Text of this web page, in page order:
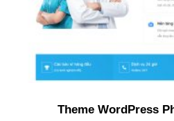
Theme WordPress